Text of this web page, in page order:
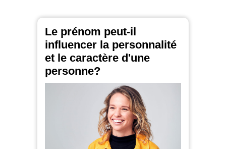
Le prénom peut-il
influencer la personnalité
et le caractère d'une
personne?